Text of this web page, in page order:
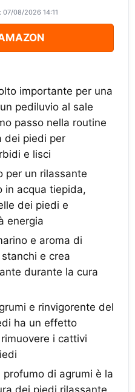
07/08/2026 14:11
importante per una
pediluvio al sale
passo nella routine
dei piedi per
e lisci
per un rilassante
in acqua tiepida,
dei piedi e
energia
e aroma di
e crea
durante la cura
e rinvigorente del
ha un effetto
i cattivi
di agrumi è la
dei piedi rilassante